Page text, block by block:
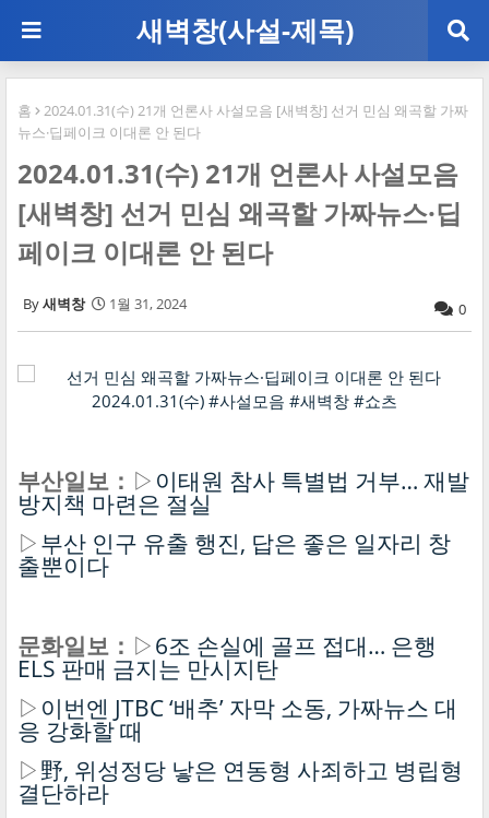
새벽창(사설-제목)
홈
2024.01.31(수) 21개 언론사 사설모음 [새벽창] 선거 민심 왜곡할 가짜
뉴스·딥페이크 이대론 안 된다
2024.01.31(수) 21개 언론사 사설모음
[새벽창] 선거 민심 왜곡할 가짜뉴스·딥
페이크 이대론 안 된다
새벽창 1월 31, 2024 0
부산일보： ▷ 이태원 참사 특별법 거부… 재발
방지책 마련은 절실
▷부산 인구 유출 행진, 답은 좋은 일자리 창
출뿐이다
문화일보： ▷6조 손실에 골프 접대… 은행
ELS 판매 금지는 만시지탄
▷ 이번엔 JTBC ‘배추’ 자막 소동, 가짜뉴스 대
응 강화할 때
▷野, 위성정당 낳은 연동형 사죄하고 병립형
결단하라